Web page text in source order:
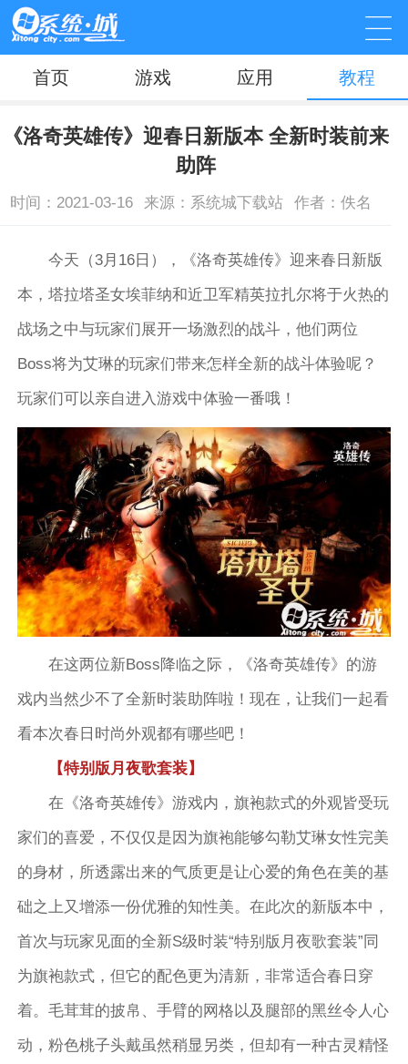
首页 游戏 应用 教程
《洛奇英雄传》迎春日新版本 全新时装前来
助阵
时间：2021-03-16 来源：系统城下载站 作者：佚名
今天（3月16日），《洛奇英雄传》迎来春日新版
本，塔拉塔圣女埃菲纳和近卫军精英拉扎尔将于火热的
战场之中与玩家们展开一场激烈的战斗，他们两位
Boss将为艾琳的玩家们带来怎样全新的战斗体验呢？
玩家们可以亲自进入游戏中体验一番哦！
在这两位新Boss降临之际，《洛奇英雄传》的游
戏内当然少不了全新时装助阵啦！现在，让我们一起看
看本次春日时尚外观都有哪些吧！
【特别版月夜歌套装】
在《洛奇英雄传》游戏内，旗袍款式的外观皆受玩
家们的喜爱，不仅仅是因为旗袍能够勾勒艾琳女性完美
的身材，所透露出来的气质更是让心爱的角色在美的基
础之上又增添一份优雅的知性美。在此次的新版本中，
首次与玩家见面的全新S级时装“特别版月夜歌套装”同
为旗袍款式，但它的配色更为清新，非常适合春日穿
着。毛茸茸的披帛、手臂的网格以及腿部的黑丝令人心
动，粉色桃子头戴虽然稍显另类，但却有一种古灵精怪